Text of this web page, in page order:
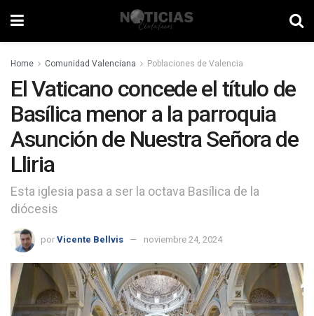
Home Comunidad Valenciana Poblaciones de Valencia
El Vaticano concede el título de
Basílica menor a la parroquia
Asunción de Nuestra Señora de
Lliria
Esta iglesia pasa a ser la octava Basílica de la
diócesis
por Vicente Bellvis noviembre 24, 2024